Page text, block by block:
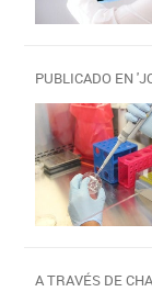
PUBLICADO EN
A TRAVÉS DE